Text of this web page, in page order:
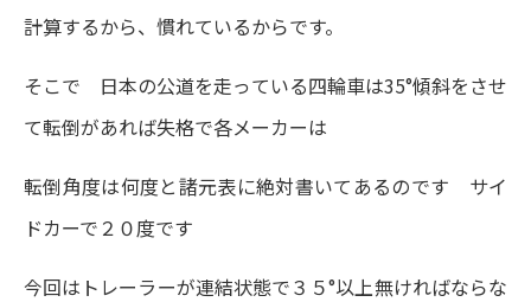
計算するから、慣れているからです。
そこで 日本の公道を走っている四輪車は35°傾斜をさせ
て転倒があれば失格で各メーカーは
転倒角度は何度と諸元表に絶対書いてあるのです サイ
ドカーで２０度です
今回はトレーラーが連結状態で３５°以上無ければならな